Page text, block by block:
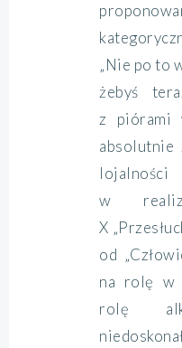
„Nie po to
żebyś
z piórami
absolutnie
w
X
od
na rolę w
rolę